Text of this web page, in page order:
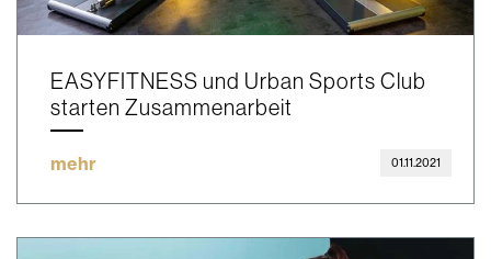
EASYFITNESS und Urban Sports Club
starten Zusammenarbeit
mehr 01.11.2021